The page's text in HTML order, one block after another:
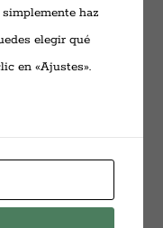
derechos.
sido proporcionados
incorrecto de los
simplemente haz
elegir qué
en «Ajustes».